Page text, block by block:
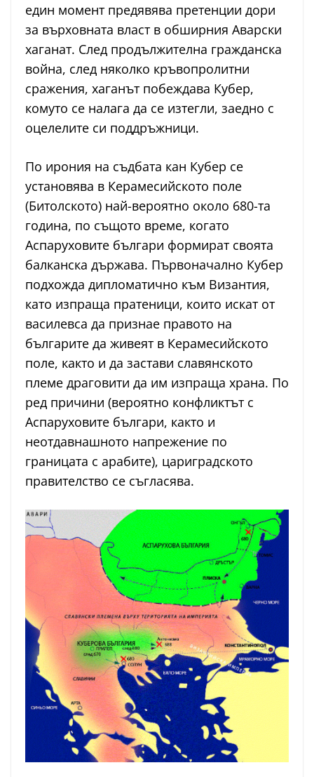
един момент предявява претенции дори
за върховната власт в обширния Аварски
хаганат. След продължителна гражданска
война, след няколко кръвопролитни
сражения, хаганът побеждава Кубер,
комуто се налага да се изтегли, заедно с
оцелелите си поддръжници.
По ирония на съдбата кан Кубер се
установява в Керамесийското поле
(Битолското) най-вероятно около 680-та
година, по същото време, когато
Аспаруховите българи формират своята
балканска държава. Първоначално Кубер
подхожда дипломатично към Византия,
като изпраща пратеници, които искат от
василевса да признае правото на
българите да живеят в Керамесийското
поле, както и да застави славянското
племе драговити да им изпраща храна. По
ред причини (вероятно конфликтът с
Аспаруховите българи, както и
неотдавнашното напрежение по
границата с арабите), цариградското
правителство се съгласява.